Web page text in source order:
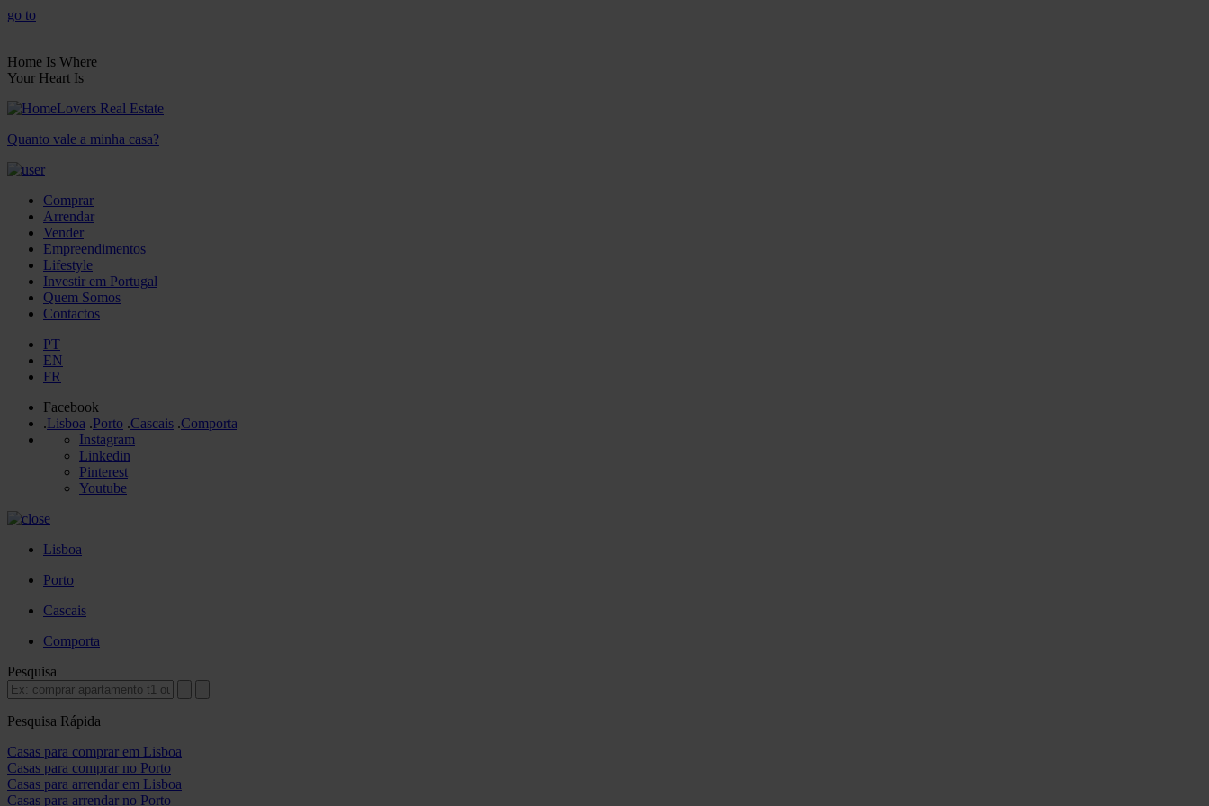
go to
Home Is Where
Your Heart Is
Quanto vale a minha casa?
Comprar
Arrendar
Vender
Empreendimentos
Lifestyle
Investir em Portugal
Quem Somos
Contactos
PT
EN
FR
Facebook
.Lisboa .Porto .Cascais .Comporta
Instagram
Linkedin
Pinterest
Youtube
Lisboa
Porto
Cascais
Comporta
Pesquisa
Pesquisa Rápida
Casas para comprar em Lisboa
Casas para comprar no Porto
Casas para arrendar em Lisboa
Casas para arrendar no Porto